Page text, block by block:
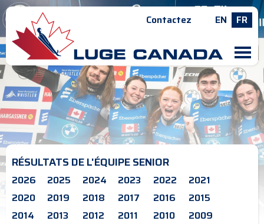
Contactez EN FR
M
RÉSULTATS DE L'ÉQUIPE SENIOR
2026 2025 2024 2023 2022
2021
2020
2019 2018 2017 2016
2015
2014
2013 2012 2011 2010
2009